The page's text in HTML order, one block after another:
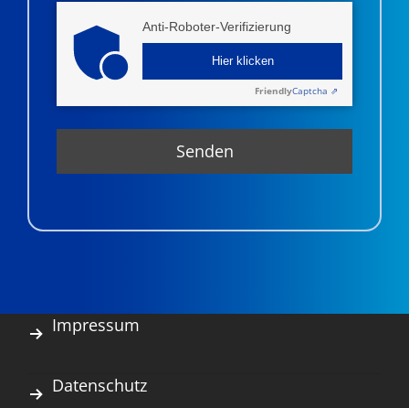
Anti-Roboter-Verifizierung
Hier klicken
FriendlyCaptcha ⇗
Impressum
Datenschutz